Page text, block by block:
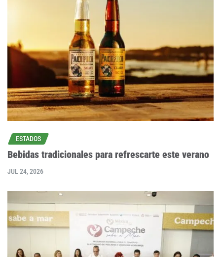
ESTADOS
Bebidas tradicionales para refrescarte este verano
JUL 24, 2026